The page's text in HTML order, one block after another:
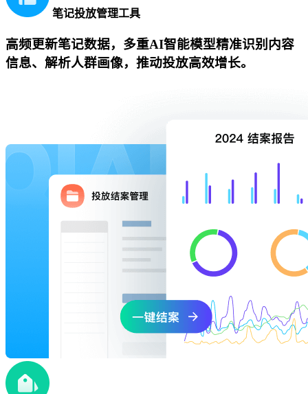
笔记投放管理工具
高频更新笔记数据，多重AI智能模型精准识别内容
信息、解析人群画像，推动投放高效增长。